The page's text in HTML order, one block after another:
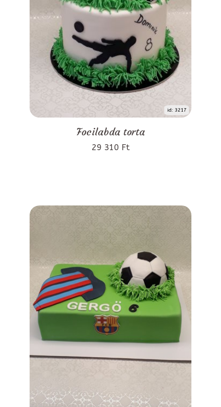
id: 3217
Focilabda torta
29 310 Ft